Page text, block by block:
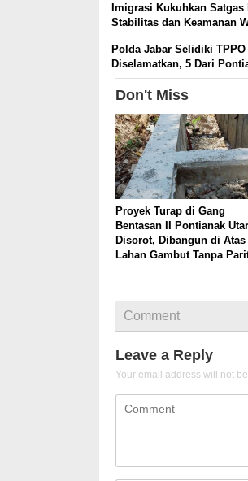
Imigrasi Kukuhkan
Stabilitas dan Keamanan
Polda Jabar Selidiki
Diselamatkan, 5 Dari
Don't Miss
Proyek Turap di Gang
Bentasan II Pontianak
Disorot, Dibangun di Atas
Lahan Gambut Tanpa
Comment
Leave a Reply
Your email address will not